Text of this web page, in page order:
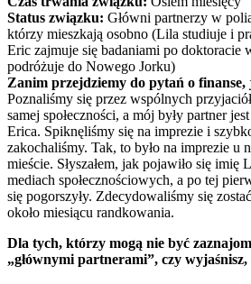
Status związku: Główni partnerzy w
którzy mieszkają osobno (Lila studiuje i
Eric zajmuje się badaniami po doktoracie
podróżuje do Nowego Jorku)
Zanim przejdziemy do pytań o finanse,
Poznaliśmy się przez wspólnych
samej społeczności, a mój były partner
Erica. Spiknęliśmy się na imprezie i
zakochaliśmy. Tak, to było na imprezie u
mieście. Słyszałem, jak pojawiło się imię
mediach społecznościowych, a po tej
się pogorszyły. Zdecydowaliśmy się
około miesiącu randkowania.
Dla tych, którzy mogą nie być
„głównymi partnerami”, czy